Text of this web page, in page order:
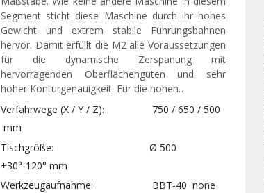
Segment sticht diese Maschine durch ihr hohes
Gewicht und extrem stabile Führungsbahnen
hervor. Damit erfüllt die M2 alle Voraussetzungen
für die dynamische Zerspanung mit
hervorragenden Oberflächengüten und sehr
hoher Konturgenauigkeit. Für die hohen…
Verfahrwege (X / Y / Z)
750 / 650 / 500
mm
Tischgröße
Ø 500
+30°-120° mm
Werkzeugaufnahme
BBT-40 none